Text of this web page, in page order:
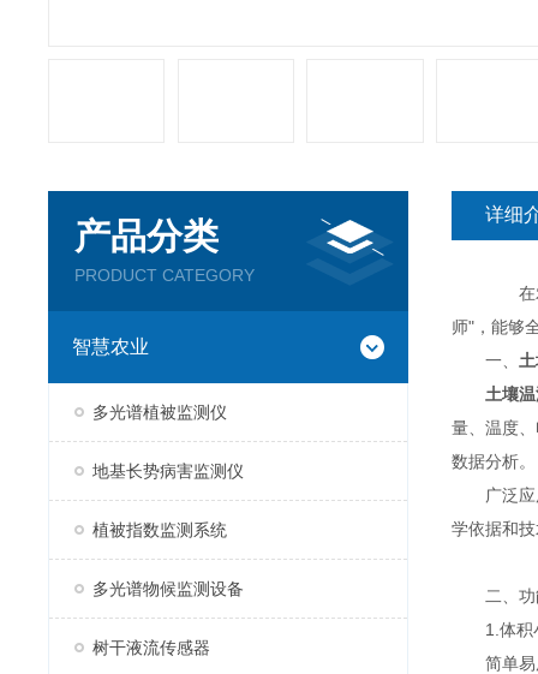
产品分类
PRODUCT CATEGORY
智慧农业
多光谱植被监测仪
地基长势病害监测仪
植被指数监测系统
多光谱物候监测设备
树干液流传感器
详细
在农业
师"，能够
一、
土壤
量、温度
数据分析。
广泛应用
学依据和
二、功
1.体积小
简单易用